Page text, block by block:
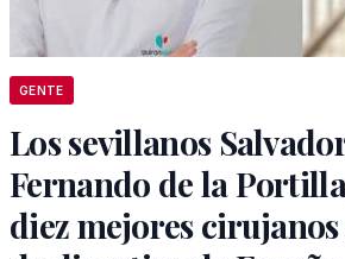
GENTE
Los sevillanos
Fernando de la
diez mejores cirujanos